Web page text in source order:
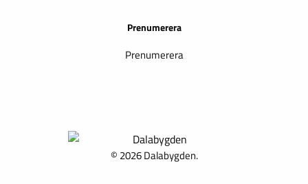
Prenumerera
Prenumerera
© 2026 Dalabygden.